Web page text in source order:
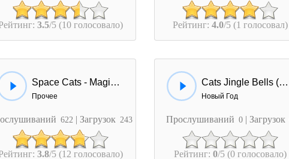
3.5/5 (10 голосовало) Рейтинг: 4.0/5 (1 голосовал)
Space Cats - Magic Fly
Прочее
622 | Загрузок 243
3.8/5 (12 голосовало)
Cats Jingle Bells (Cover)
Новый Год
Прослушиваний 0 | Загрузок
Рейтинг: 0/5 (0 голосовало)